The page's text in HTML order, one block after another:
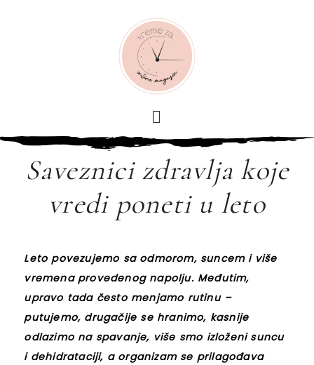
Saveznici zdravlja koje
vredi poneti u leto
Leto povezujemo sa odmorom, suncem i više
vremena provedenog napolju. Međutim,
upravo tada često menjamo rutinu –
putujemo, drugačije se hranimo, kasnije
odlazimo na spavanje, više smo izloženi suncu
i dehidrataciji, a organizam se prilagođava